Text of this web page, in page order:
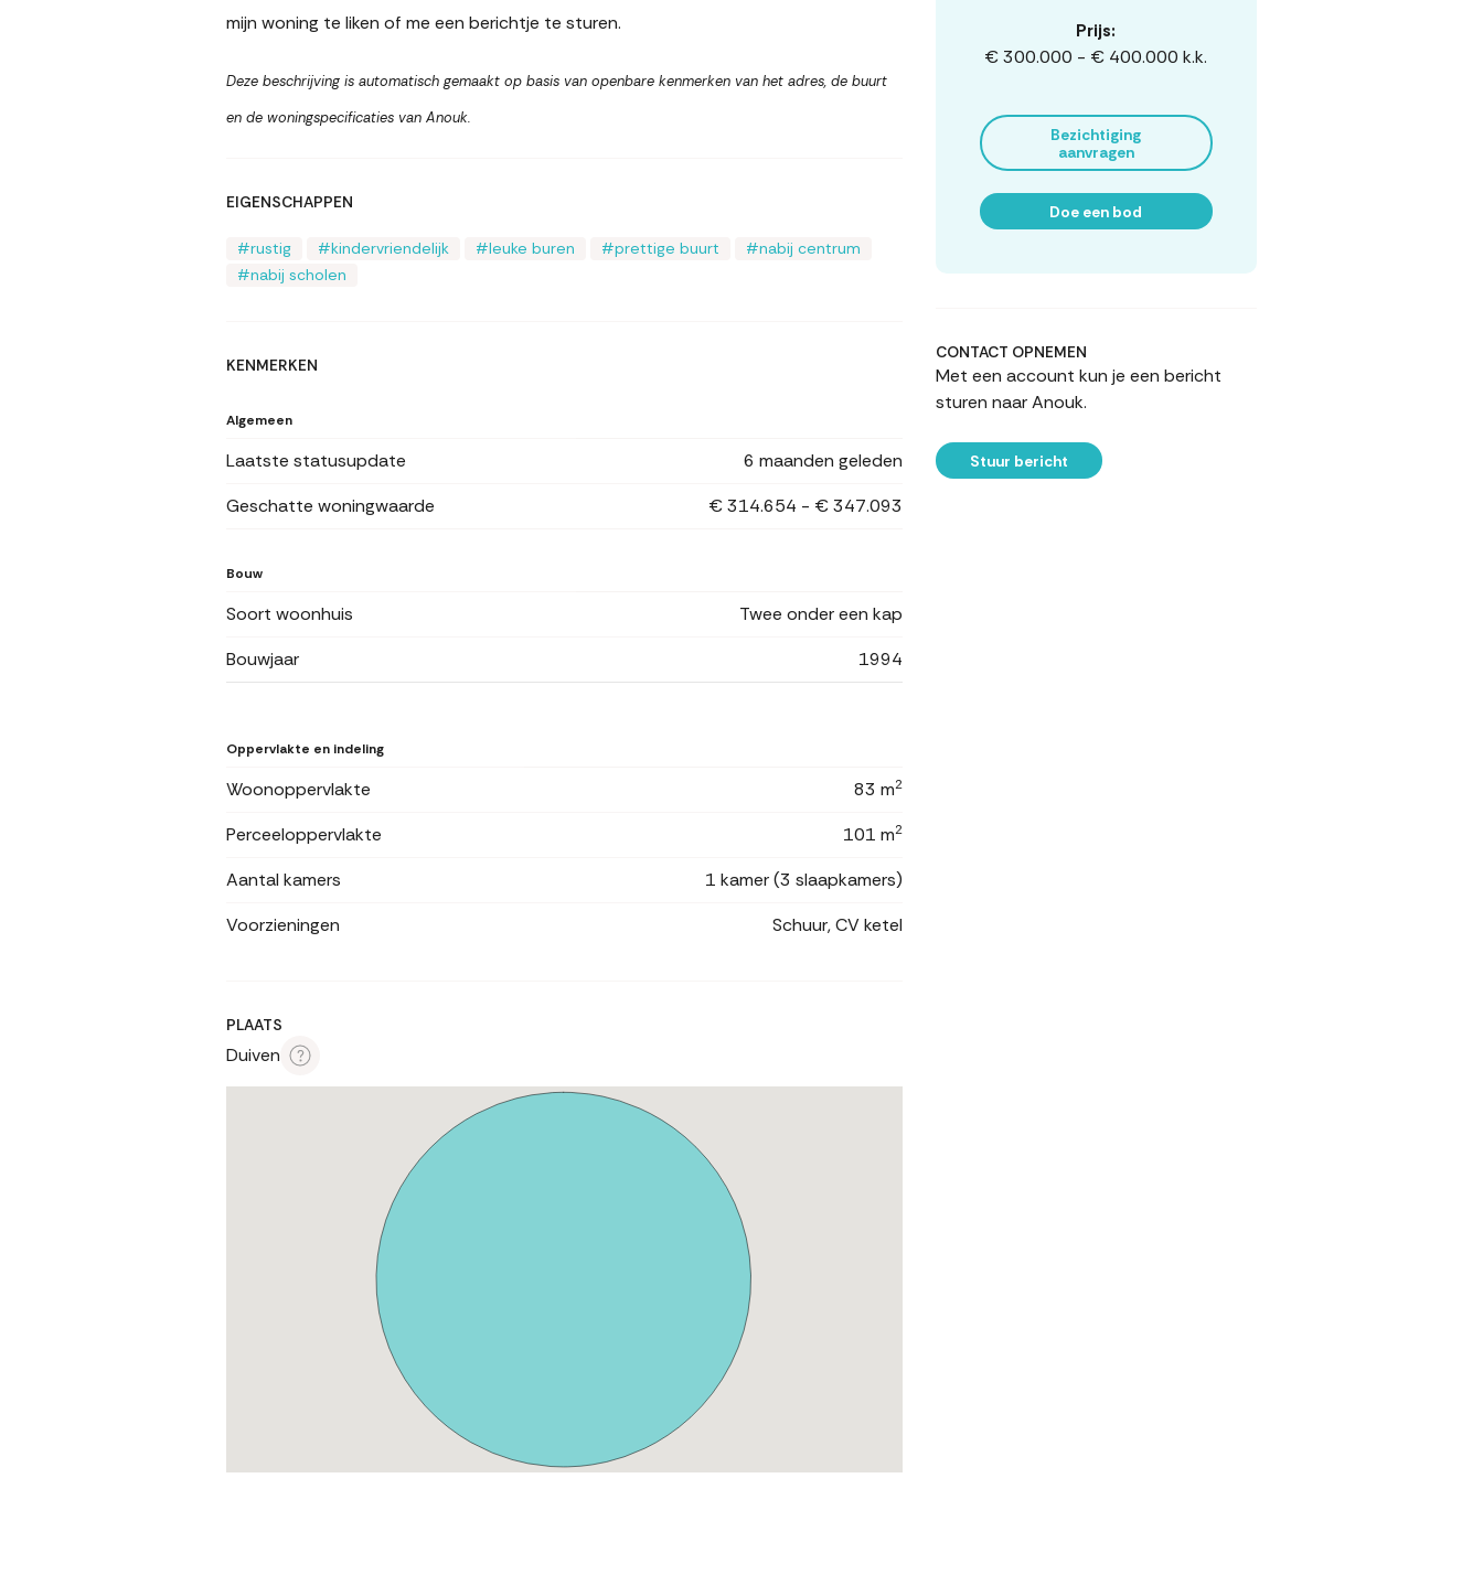
mijn woning te liken of me een berichtje te sturen.
Deze beschrijving is automatisch gemaakt op basis van openbare kenmerken van het adres, de buurt
en de woningspecificaties van Anouk.
EIGENSCHAPPEN
rustig kindervriendelijk leuke buren prettige buurt
nabij centrum
nabij scholen
Prijs:
€ 300.000 - € 400.000 k.k.
Bezichtiging
aanvragen
Doe een bod
KENMERKEN
Algemeen
Laatste statusupdate
6 maanden geleden
Geschatte woningwaarde
€ 314.654 - € 347.093
Bouw
Soort woonhuis
Twee onder een kap
Bouwjaar
1994
Oppervlakte en indeling
Woonoppervlakte 83 m2
Perceeloppervlakte 101 m2
Aantal kamers
1 kamer (3 slaapkamers)
Voorzieningen
Schuur, CV ketel
CONTACT OPNEMEN
Met een account kun je een bericht
sturen naar Anouk.
Stuur bericht
PLAATS
Duiven